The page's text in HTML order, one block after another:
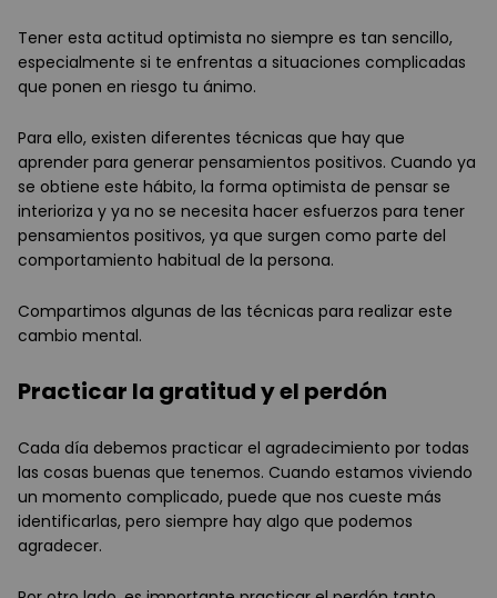
Tener esta actitud optimista no siempre es tan sencillo,
especialmente si te enfrentas a situaciones complicadas
que ponen en riesgo tu ánimo.
Para ello, existen diferentes técnicas que hay que
aprender para generar pensamientos positivos. Cuando ya
se obtiene este hábito, la forma optimista de pensar se
interioriza y ya no se necesita hacer esfuerzos para tener
pensamientos positivos, ya que surgen como parte del
comportamiento habitual de la persona.
Compartimos algunas de las técnicas para realizar este
cambio mental.
Practicar la gratitud y el perdón
Cada día debemos practicar el agradecimiento por todas
las cosas buenas que tenemos. Cuando estamos viviendo
un momento complicado, puede que nos cueste más
identificarlas, pero siempre hay algo que podemos
agradecer.